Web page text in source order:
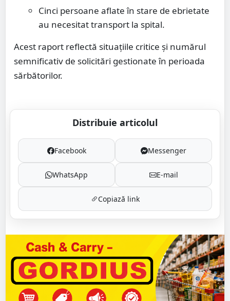
Cinci persoane aflate în stare de ebrietate
au necesitat transport la spital.
Acest raport reflectă situațiile critice și numărul
semnificativ de solicitări gestionate în perioada
sărbătorilor.
Distribuie articolul
Facebook Messenger
WhatsApp E-mail
Copiază link